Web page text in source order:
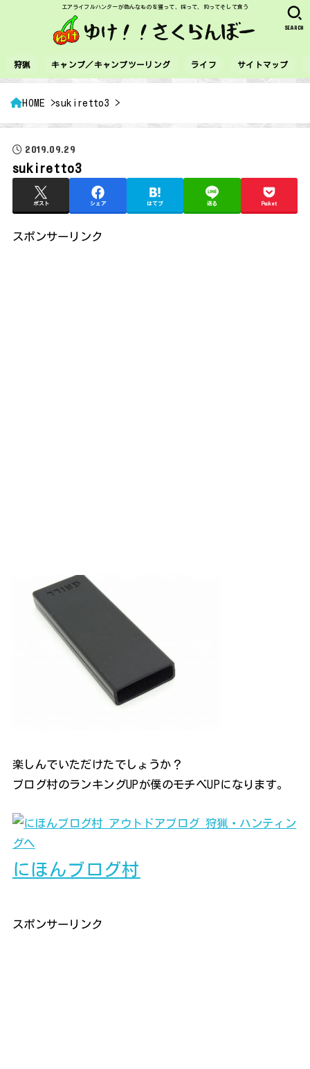
エアライフルハンターが色んなものを獲って、採って、釣ってそして食う
狩猟 キャンプ／キャンプツーリング ライフ サイトマップ
SEARCH
HOME sukiretto3
2019.09.29
sukiretto3
ポスト シェア はてブ 送る Pocket
スポンサーリンク
楽しんでいただけたでしょうか？
ブログ村のランキングUPが僕のモチベUPになります。
にほんブログ村
スポンサーリンク